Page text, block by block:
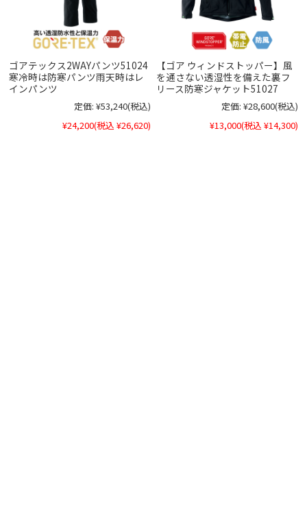
ゴアテックス2WAYパンツ51024
寒冷時は防寒パンツ雨天時はレ
インパンツ
定価: ¥53,240(税込)
¥24,200(税込 ¥26,620)
【ゴア ウィンドストッパー】風
を通さない透湿性を備えた裏フ
リース防寒ジャケット51027
定価: ¥28,600(税込)
¥13,000(税込 ¥14,300)